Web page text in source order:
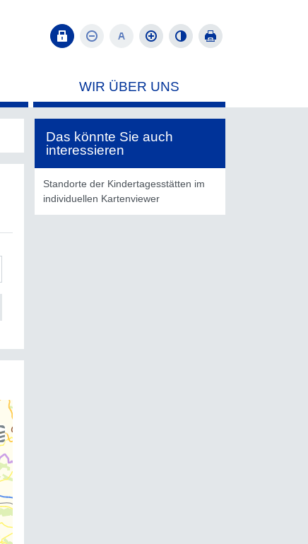
WIR ÜBER UNS
Das könnte Sie auch
interessieren
Standorte der Kindertagesstätten im
individuellen Kartenviewer